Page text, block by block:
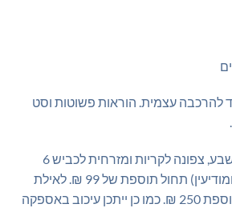
להרכבה עצמית. הוראות פשוטות וסט
בהובלה דרומה לבאר שבע, צפונה לקריות ומזרחית לכביש 6
(למעט יישובי ירושלים ומודיעין) תחול תוספת של 99 ₪. לאילת
ויישובי הערבה תחול תוספת 250 ₪. כמו כן ייתכן עיכוב באספקה